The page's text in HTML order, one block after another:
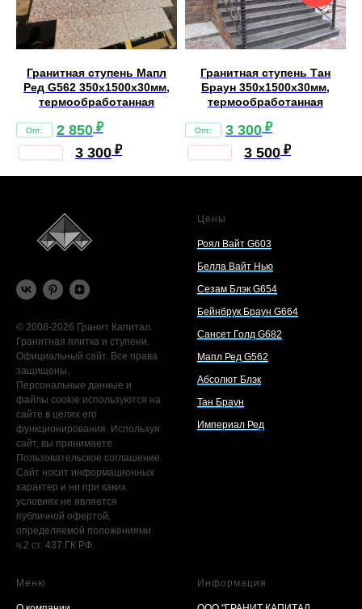
Гранитная ступень Мапл
Ред G562 350х1500х30мм,
термообработанная
2 850 ₽
3 300 ₽
Гранитная ступень Тан
Браун 350х1500х30мм,
термообработанная
3 300 ₽
3 500 ₽
© 2008-2026 Гранит Капитал.
Гранитная плитка и ступени.
Официальный сайт. Все права
защищены.
Персональные данные и
файлы cookie используются на
сайте в целях его
функционирования. Используя
сайт, вы принимаете
Пользовательское соглашение.
Сайт носит информационных
характер и ни при каких
условиях не является
публичной офертой,
определяемой положениями
ч.2 ст. 437 ГК РФ.
Цены
Роял Вайт G603
Белла Вайт Нью
Сезам Блэк G654
Бейнбрук Браун G664
Сансет Голд G682
Мапл Ред G562
Абсолют Блэк
Тан Браун
Империал Ред
Меню Информация